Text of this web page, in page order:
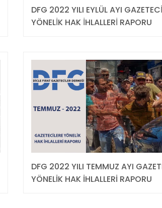
DFG 2022 YILI EYLÜL AYI
YÖNELİK HAK İHLALLERİ RAPORU
DFG 2022 YILI TEMMUZ AYI
YÖNELİK HAK İHLALLERİ RAPORU